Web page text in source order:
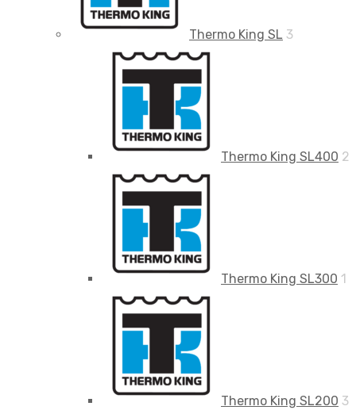
Thermo King SL 3
Thermo King SL400 2
Thermo King SL300 1
Thermo King SL200 3